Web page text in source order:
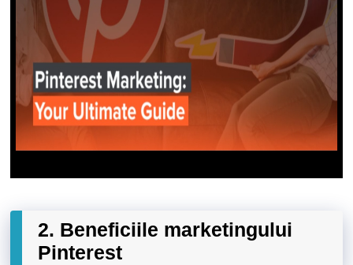
2. Beneficiile marketingului
Pinterest